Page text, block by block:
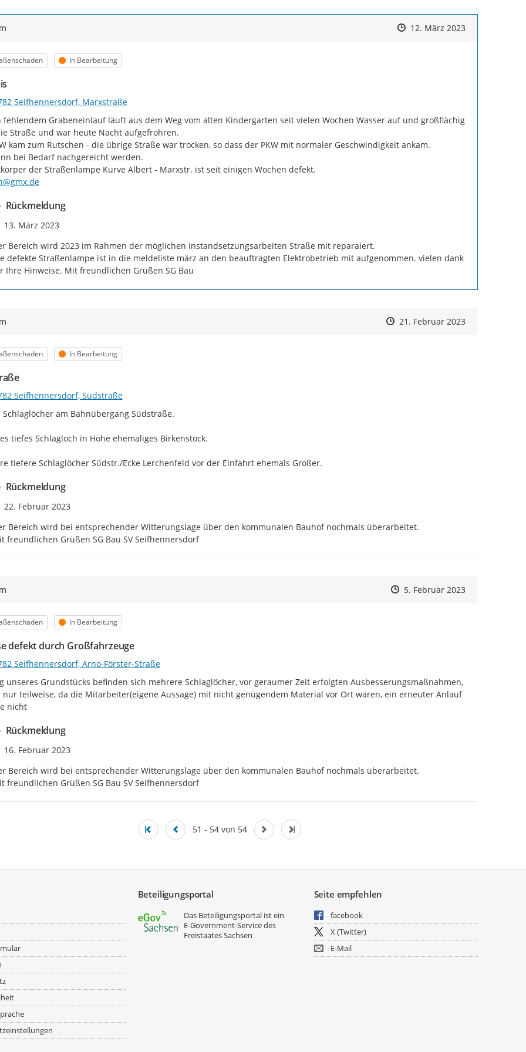
Zeitpunkt des Erstellens
Zeitpunkt des Erstellens
12. März 2023Zur Äußerung
Status
In Bearbeitung
Seifhennersdorf, Marxstraße
fehlendem Grabeneinlauf läuft aus dem Weg vom alten Kindergarten seit vielen Wochen Wasser auf und großflächig
Straße und war heute Nacht aufgefrohren.
kam zum Rutschen - die übrige Straße war trocken, so dass der PKW mit normaler Geschwindigkeit ankam.
bei Bedarf nachgereicht werden.
der Straßenlampe Kurve Albert - Marxstr. ist seit einigen Wochen defekt.
Rückmeldung
Zeitpunkt des Erstellens
13. März 2023
Bereich wird 2023 im Rahmen der möglichen Instandsetzungsarbeiten Straße mit reparaiert.
defekte Straßenlampe ist in die meldeliste märz an den beauftragten Elektrobetrieb mit aufgenommen. vielen dank
Ihre Hinweise. Mit freundlichen Grüßen SG Bau
Zeitpunkt des Erstellens
Zeitpunkt des Erstellens
21. Februar 2023Zur Äußerung
Status
In Bearbeitung
Seifhennersdorf, Südstraße
Schlaglöcher am Bahnübergang Südstraße.
tiefes Schlagloch in Höhe ehemaliges Birkenstock.
tiefere Schlaglöcher Südstr./Ecke Lerchenfeld vor der Einfahrt ehemals Großer.
Rückmeldung
Zeitpunkt des Erstellens
22. Februar 2023
Bereich wird bei entsprechender Witterungslage über den kommunalen Bauhof nochmals überarbeitet.
freundlichen Grüßen SG Bau SV Seifhennersdorf
Zeitpunkt des Erstellens
Zeitpunkt des Erstellens
5. Februar 2023Zur Äußerung
Status
In Bearbeitung
defekt durch Großfahrzeuge
Seifhennersdorf, Arno-Förster-Straße
unseres Grundstücks befinden sich mehrere Schlaglöcher, vor geraumer Zeit erfolgten Ausbesserungsmaßnahmen,
nur teilweise, da die Mitarbeiter(eigene Aussage) mit nicht genügendem Material vor Ort waren, ein erneuter Anlauf
nicht
Rückmeldung
Zeitpunkt des Erstellens
16. Februar 2023
Bereich wird bei entsprechender Witterungslage über den kommunalen Bauhof nochmals überarbeitet.
freundlichen Grüßen SG Bau SV Seifhennersdorf
51 - 54 von 54
Beteiligungsportal
Das Beteiligungsportal ist ein
E‑Government-Service des
Freistaates Sachsen
Seite empfehlen
facebook
X (Twitter)
E-Mail